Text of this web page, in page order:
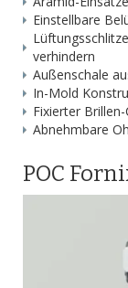
Einstellbare
verhindern
Außenschale
In-Mold
Fixierter Brillen-
Abnehmbare
POC